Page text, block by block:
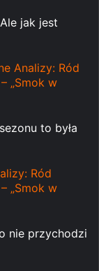
jak jest
Analizy: Ród
„Smok w
to była
Ród
„Smok w
nie przychodzi